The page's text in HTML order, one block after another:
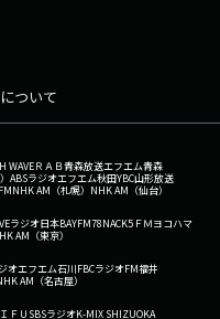
ついて
WAVEＲＡＢ青森放送エフエム青森
ABSラジオエフエム秋田YBC山形放送
NHK AM（札幌） NHK AM（仙台）
ラジオ日本BAYFM78NACK5 ＦＭヨコハマ
AM（東京）
オエフエム石川FBCラジオFM福井
AM（名古屋）
ＦＵ SBSラジオK-MIX SHIZUOKA